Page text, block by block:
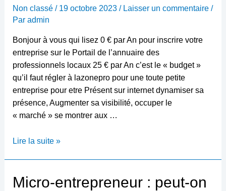
Non classé/ 19 octobre 2023 / Laisser un commentaire /
Par admin
Bonjour à vous qui lisez 0 € par An pour inscrire votre
entreprise sur le Portail de l’annuaire des
professionnels locaux 25 € par An c’est le « budget »
qu’il faut régler à lazonepro pour une toute petite
entreprise pour etre Présent sur internet dynamiser sa
présence, Augmenter sa visibilité, occuper le
« marché » se montrer aux …
0
An
Lire la suite »
Micro-entrepreneur : peut-on